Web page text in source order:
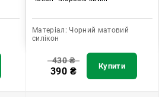
Матеріал: Чорний матовий
силікон
430₴
390 ₴ Купити